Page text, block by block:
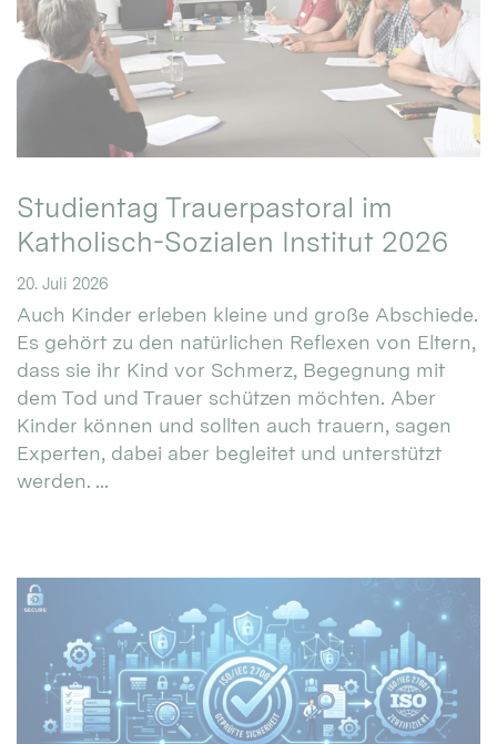
Studientag Trauerpastoral im
Katholisch-Sozialen Institut 2026
20. Juli 2026
Auch Kinder erleben kleine und große Abschiede.
Es gehört zu den natürlichen Reflexen von Eltern,
dass sie ihr Kind vor Schmerz, Begegnung mit
dem Tod und Trauer schützen möchten. Aber
Kinder können und sollten auch trauern, sagen
Experten, dabei aber begleitet und unterstützt
werden. ...